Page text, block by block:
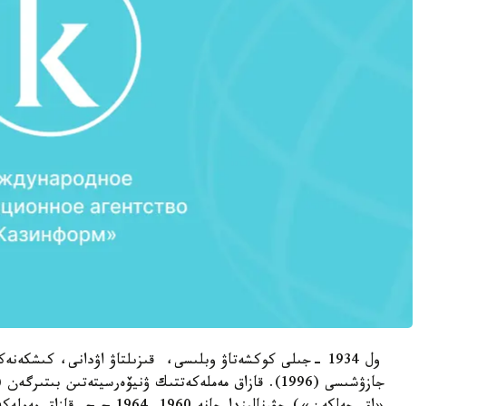
ول 1934 -جىلى كوكشەتاۋ وبلىسى، قىزىلتاۋ اۋدانى،